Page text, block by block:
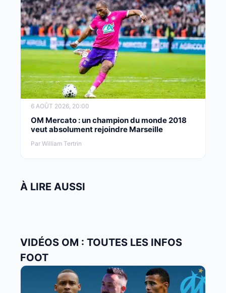
6 AOÛT 2026, 20:00
OM Mercato : un champion du monde 2018
veut absolument rejoindre Marseille
Par William Tertrin
À LIRE AUSSI
VIDÉOS OM : TOUTES LES INFOS
FOOT